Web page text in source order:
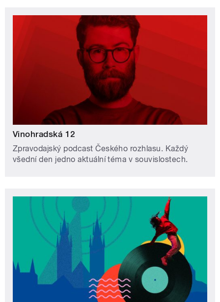
Vinohradská 12
Zpravodajský podcast Českého rozhlasu. Každý
všední den jedno aktuální téma v souvislostech.